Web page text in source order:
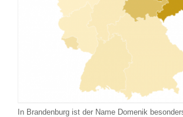
In Brandenburg ist der Name Domenik